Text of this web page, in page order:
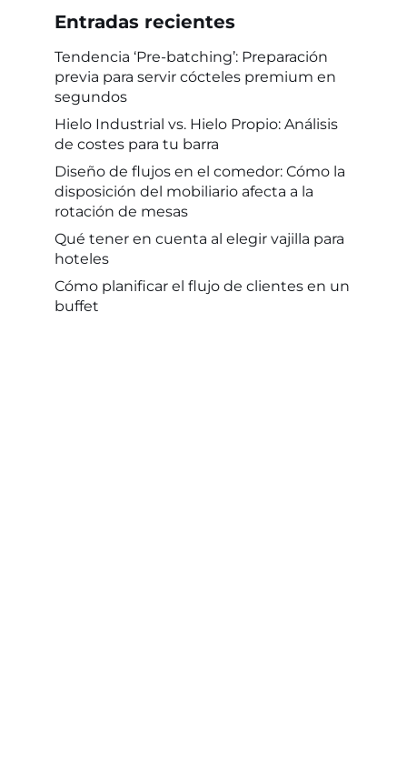
Entradas recientes
Tendencia ‘Pre-batching’: Preparación
previa para servir cócteles premium en
segundos
Hielo Industrial vs. Hielo Propio: Análisis
de costes para tu barra
Diseño de flujos en el comedor: Cómo la
disposición del mobiliario afecta a la
rotación de mesas
Qué tener en cuenta al elegir vajilla para
hoteles
Cómo planificar el flujo de clientes en un
buffet